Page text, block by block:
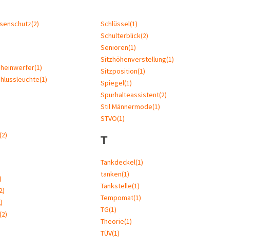
(2)
(1)
(1)
(2)
(2)
Schlüssel(1)
Schulterblick(2)
Senioren(1)
Sitzhöhenverstellung(1)
Sitzposition(1)
Spiegel(1)
Spurhalteassistent(2)
Stil Männermode(1)
STVO(1)
T
Tankdeckel(1)
tanken(1)
Tankstelle(1)
Tempomat(1)
TG(1)
Theorie(1)
TÜV(1)